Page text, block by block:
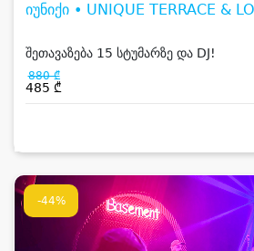
იუნიქი • UNIQUE TERRACE &
შეთავაზება 15 სტუმარზე და DJ!
880 ₾
485 ₾
-44%